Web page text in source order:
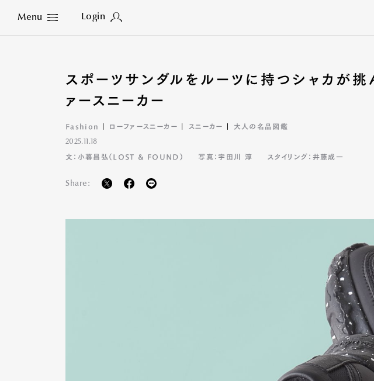
Menu Login
Close
スポーツサンダルをルーツに持つシャカが挑
ァースニーカー
Fashion ローファースニーカー スニーカー 大人の名品図鑑
2025.11.18
文：小暮昌弘（LOST & FOUND） 写真：宇田川 淳 スタイリング：井藤成一
Share: